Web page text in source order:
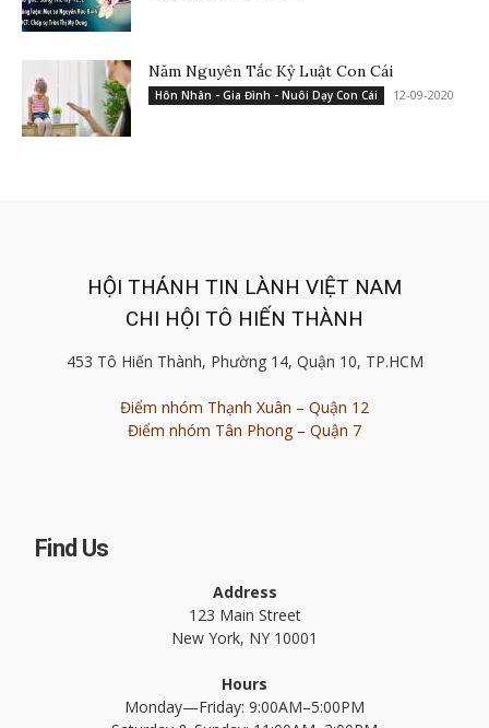
Năm Nguyên Tắc Kỷ Luật Con Cái
Hôn Nhân - Gia Đình - Nuôi Dạy Con Cái 12-09-2020
HỘI THÁNH TIN LÀNH VIỆT NAM
CHI HỘI TÔ HIẾN THÀNH
453 Tô Hiến Thành, Phường 14, Quận 10, TP.HCM
Điểm nhóm Thạnh Xuân – Quận 12
Điểm nhóm Tân Phong – Quận 7
Find Us
Address
123 Main Street
New York, NY 10001
Hours
Monday—Friday: 9:00AM–5:00PM